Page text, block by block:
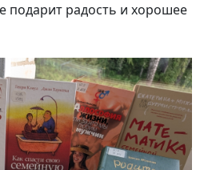
подарит радость и хорошее